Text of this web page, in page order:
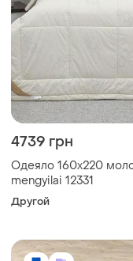
4739 грн
Одеяло 160х220
mengyilai 12331
Другой